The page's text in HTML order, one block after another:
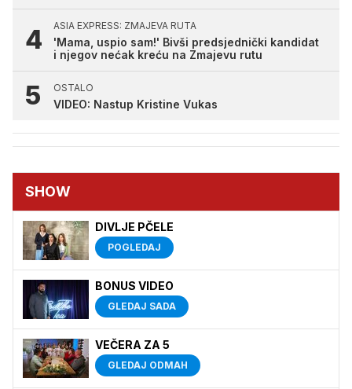
ASIA EXPRESS: ZMAJEVA RUTA
'Mama, uspio sam!' Bivši predsjednički kandidat
i njegov nećak kreću na Zmajevu rutu
OSTALO
VIDEO: Nastup Kristine Vukas
SHOW
DIVLJE PČELE
POGLEDAJ
BONUS VIDEO
GLEDAJ SADA
VEČERA ZA 5
GLEDAJ ODMAH